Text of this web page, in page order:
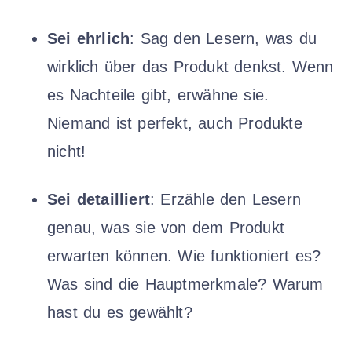
Sei ehrlich: Sag den Lesern, was du
wirklich über das Produkt denkst. Wenn
es Nachteile gibt, erwähne sie.
Niemand ist perfekt, auch Produkte
nicht!
Sei detailliert: Erzähle den Lesern
genau, was sie von dem Produkt
erwarten können. Wie funktioniert es?
Was sind die Hauptmerkmale? Warum
hast du es gewählt?